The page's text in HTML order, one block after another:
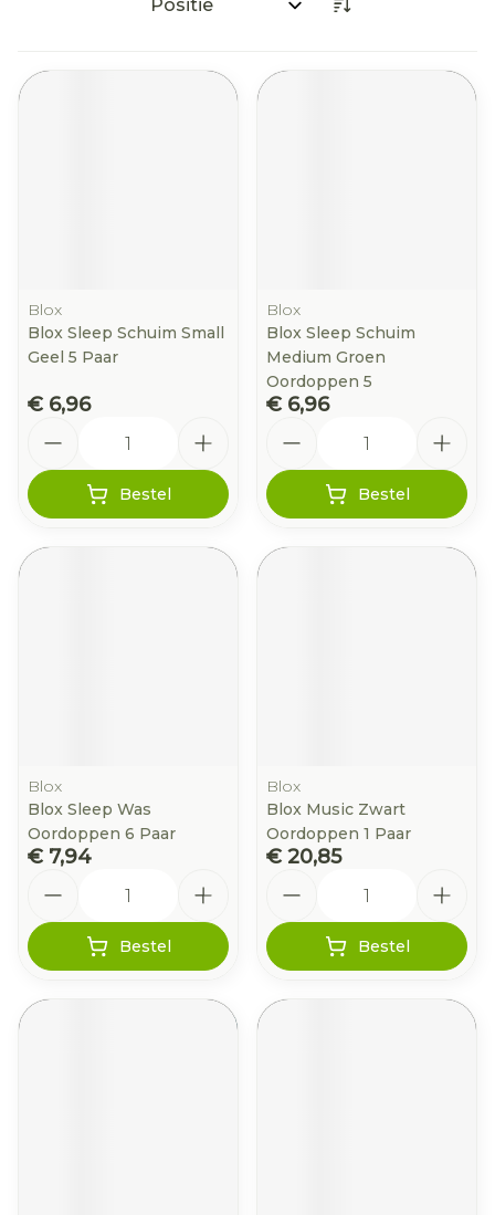
Sorteer op:
Blox
Blox Sleep Schuim Small
Geel 5 Paar
€ 6,96
Bestel
Blox
Blox Sleep Schuim
Medium Groen
Oordoppen 5
€ 6,96
Bestel
Blox
Blox Sleep Was
Oordoppen 6 Paar
€ 7,94
Bestel
Blox
Blox Music Zwart
Oordoppen 1 Paar
€ 20,85
Bestel